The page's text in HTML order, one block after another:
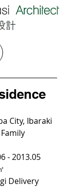
City, Ibaraki
- 2013.05
Delivery